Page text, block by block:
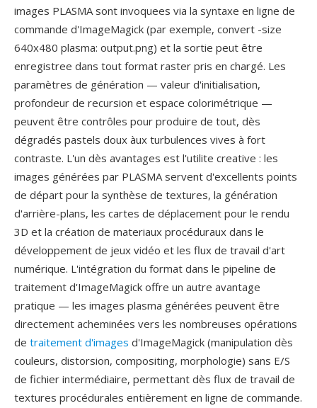
images PLASMA sont invoquees via la syntaxe en ligne de
commande d'ImageMagick (par exemple, convert -size
640x480 plasma: output.png) et la sortie peut être
enregistree dans tout format raster pris en chargé. Les
paramètres de génération — valeur d'initialisation,
profondeur de recursion et espace colorimétrique —
peuvent être contrôles pour produire de tout, dès
dégradés pastels doux àux turbulences vives à fort
contraste. L'un dès avantages est l'utilite creative : les
images générées par PLASMA servent d'excellents points
de départ pour la synthèse de textures, la génération
d'arrière-plans, les cartes de déplacement pour le rendu
3D et la création de materiaux procéduraux dans le
développement de jeux vidéo et les flux de travail d'art
numérique. L'intégration du format dans le pipeline de
traitement d'ImageMagick offre un autre avantage
pratique — les images plasma générées peuvent être
directement acheminées vers les nombreuses opérations
de traitement d'images d'ImageMagick (manipulation dès
couleurs, distorsion, compositing, morphologie) sans E/S
de fichier intermédiaire, permettant dès flux de travail de
textures procédurales entièrement en ligne de commande.